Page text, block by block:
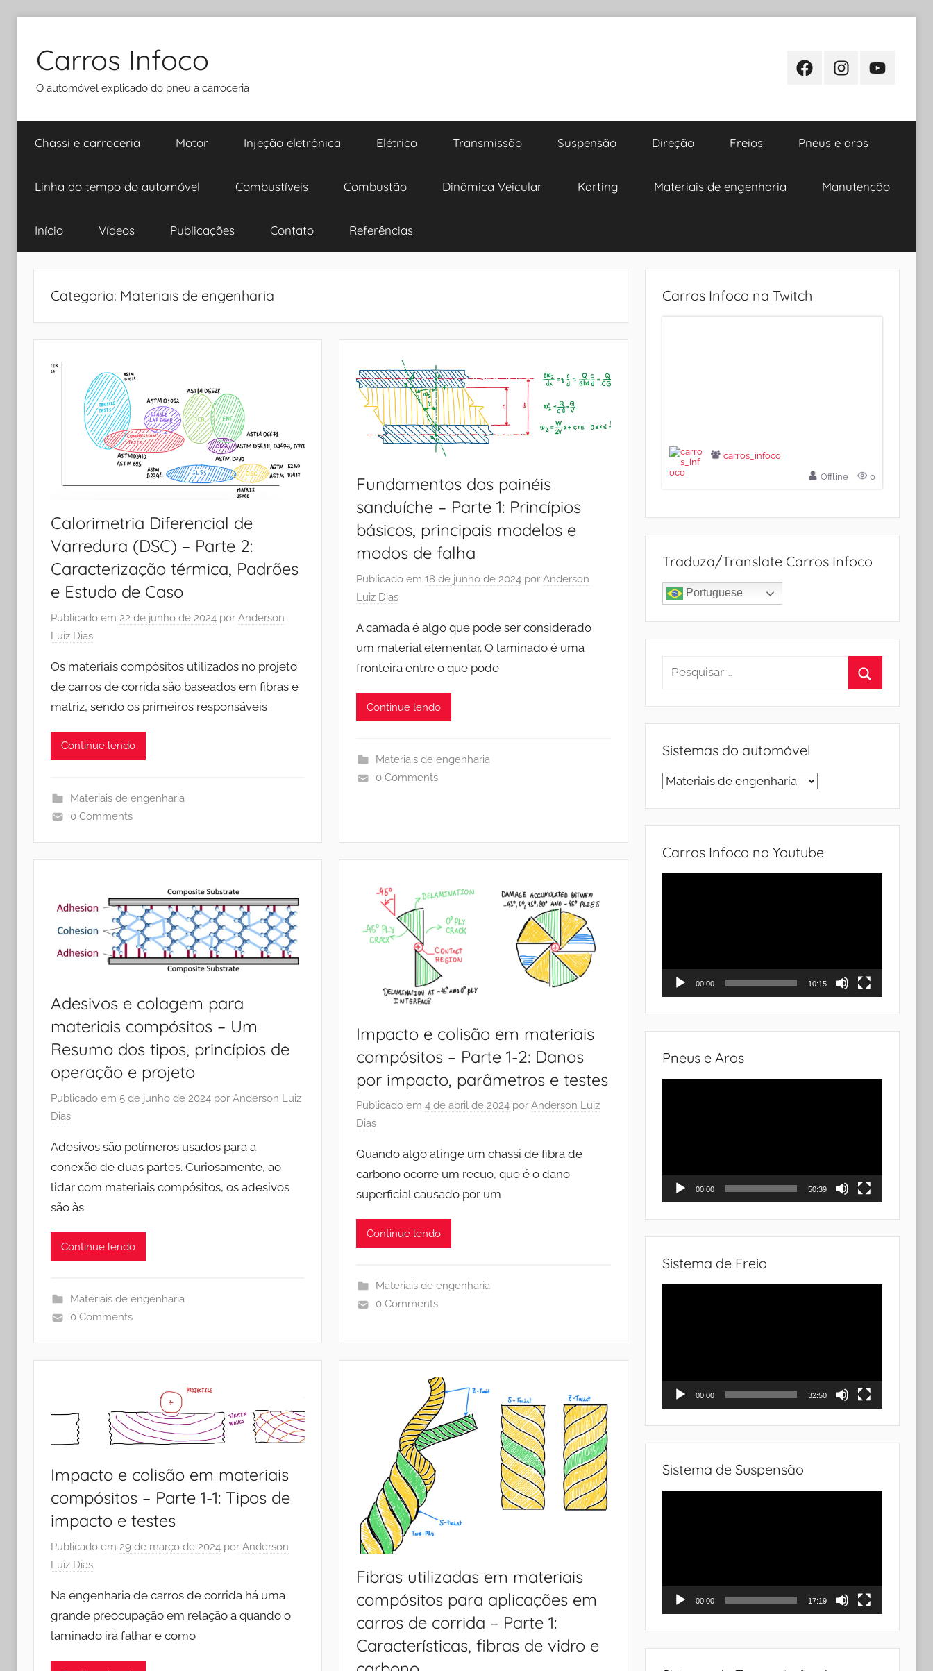
conteúdo
Carros Infoco
O automóvel explicado do pneu a carroceria
FacebookInstagramYoutube
Chassi e carroceria Motor Injeção eletrônica Elétrico Transmissão Suspensão Direção Freios Pneus e aros
Linha do tempo do automóvel Combustíveis Combustão Dinâmica Veicular Karting Materiais de engenharia Manutenção
Início Vídeos Publicações Contato Referências
Categoria: Materiais de engenharia
Calorimetria Diferencial de
Varredura (DSC) – Parte 2:
Caracterização térmica, Padrões
e Estudo de Caso
Publicado em 22 de junho de 2024 por Anderson
Luiz Dias
Os materiais compósitos utilizados no projeto
de carros de corrida são baseados em fibras e
matriz, sendo os primeiros responsáveis
Continue lendo
Materiais de engenharia
0 Comments
Fundamentos dos painéis
sanduíche – Parte 1: Princípios
básicos, principais modelos e
modos de falha
Publicado em18 de junho de 2024 porAnderson
Luiz Dias
A camada é algo que pode ser considerado
um material elementar. O laminado é uma
fronteira entre o que pode
Continue lendo
Materiais de engenharia
0 Comments
Adesivos e colagem para
materiais compósitos – Um
Resumo dos tipos, princípios de
operação e projeto
Publicado em 5 de junho de 2024 por Anderson Luiz
Dias
Adesivos são polímeros usados para a
conexão de duas partes. Curiosamente, ao
lidar com materiais compósitos, os adesivos
são às
Continue lendo
Materiais de engenharia
0 Comments
Impacto e colisão em materiais
compósitos – Parte 1-2: Danos
por impacto, parâmetros e testes
Publicado em4 de abril de 2024 porAnderson Luiz
Dias
Quando algo atinge um chassi de fibra de
carbono ocorre um recuo, que é o dano
superficial causado por um
Continue lendo
Materiais de engenharia
0 Comments
Impacto e colisão em materiais
compósitos – Parte 1-1: Tipos de
impacto e testes
Publicado em 29 de março de 2024 por Anderson
Luiz Dias
Na engenharia de carros de corrida há uma
grande preocupação em relação a quando o
laminado irá falhar e como
Fibras utilizadas em materiais
compósitos para aplicações em
carros de corrida – Parte 1:
Características, fibras de vidro e
Carros Infoco na Twitch
carros_infoco
Offline
0
Traduza/Translate Carros Infoco
Portuguese
Pesquisar
Sistemas do automóvel
Sistemas
Carros Infoco no Youtube
00:00 10:15
Pneus e Aros
00:00 50:39
Sistema de Freio
00:00 32:50
Sistema de Suspensão
00:00 17:19